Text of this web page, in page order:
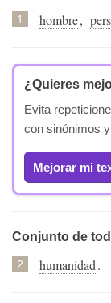
1 hombre,
¿Quieres
Evita
con sinónimos
Mejorar mi
Conjunto de
2 humanidad.